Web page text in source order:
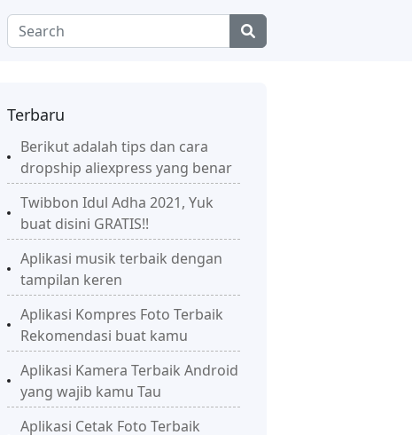
Terbaru
Berikut adalah tips dan cara
dropship aliexpress yang benar
Twibbon Idul Adha 2021, Yuk
buat disini GRATIS!!
Aplikasi musik terbaik dengan
tampilan keren
Aplikasi Kompres Foto Terbaik
Rekomendasi buat kamu
Aplikasi Kamera Terbaik Android
yang wajib kamu Tau
Aplikasi Cetak Foto Terbaik